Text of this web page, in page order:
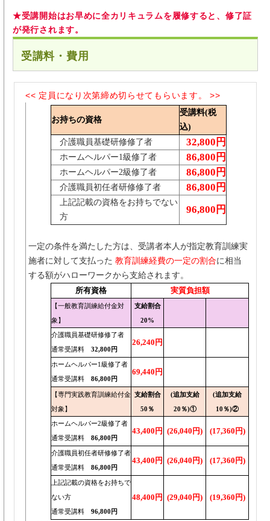
★受講開始はお早めに全カリキュラムを履修すると、修了証
が発行されます。
受講料・費用
<< 定員になり次第締め切らせてもらいます。 >>
お持ちの資格
受講料(税
込)
介護職員基礎研修修了者
32,800円
ホームヘルパー1級修了者 86,800円
ホームヘルパー2級修了者 86,800円
介護職員初任者研修修了者 86,800円
上記記載の資格をお持ちでない
方
96,800円
一定の条件を満たした方は、受講者本人が指定教育訓練実
施者に対して支払った 教育訓練経費の一定の割合に相当
する額がハローワークから支給されます。
所有資格
実質負担額
【一般教育訓練給付金対
象】
支給割合
20%
介護職員基礎研修修了者
通常受講料 32,800円
26,240円
ホームヘルパー1級修了者
通常受講料 86,800円
69,440円
【専門実践教育訓練給付金
対象】
支給割合
50％
(追加支給
20％)①
(追加支給
10％)②
ホームヘルパー2級修了者
通常受講料 86,800円
43,400円 (26,040円) (17,360円)
介護職員初任者研修修了者
通常受講料 86,800円
43,400円 (26,040円) (17,360円)
上記記載の資格をお持ちで
ない方
通常受講料 96,800円
48,400円 (29,040円) (19,360円)